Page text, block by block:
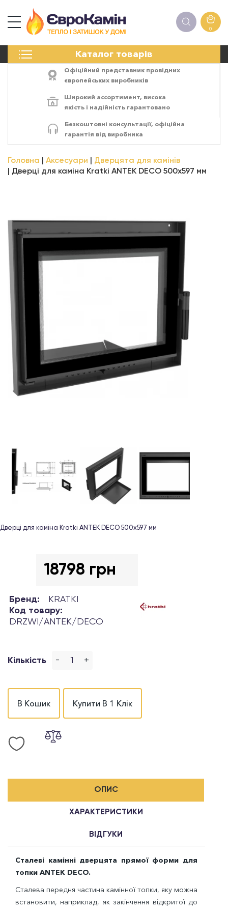
0
Каталог товарів
ПЕЧІ
ЕЛЕКТРОКАМІНИ
АКСЕСУАРИ
Офіційний представник провідних
європейських виробників
Широкий ассортимент, висока
якість і надійність гарантовано
Безкоштовні консультації, офіційна
гарантія від виробника
Головна Аксесуари
Дверцята для камінів
Дверці для каміна Kratki ANTEK DECO 500x597 мм
Дверці для каміна Kratki ANTEK DECO 500x597 мм
18798 грн
Бренд:
KRATKI
Код товару:
DRZWI/ANTEK/DECO
Кількість - +
В Кошик Купити В 1 Клік
ОПИС
ХАРАКТЕРИСТИКИ
ВІДГУКИ
Сталеві камінні дверцята прямої форми для
топки ANTEK DECO.
Сталева передня частина камінної топки, яку можна
встановити, наприклад, як закінчення відкритої до